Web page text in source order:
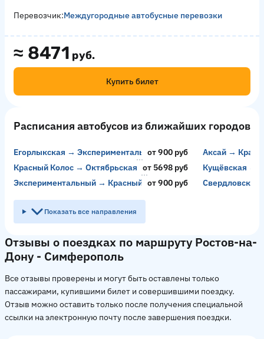
≈ 8471 руб.
Купить билет
Перевозчик:Междугородные автобусные перевозки
Расписания автобусов из ближайших городов
Егорлыкская → Экспериментальныйот 900 руб
Аксай →
Красный Колос → Октябрьская от 5698 руб
Кущёвская →
Экспериментальный → Красный Колосот 900 руб Свердловск →
Показать все направления
Отзывы о поездках по маршруту Ростов-на-
Дону - Симферополь
Все отзывы проверены и могут быть оставлены только
пассажирами, купившими билет и совершившими поездку.
Отзыв можно оставить только после получения специальной
ссылки на электронную почту после завершения поездки.